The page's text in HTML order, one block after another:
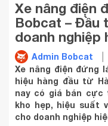
Xe nâng điện
Bobcat – Đầu
doanh nghiệp
Admin Bobcat
Xe nâng điện đứng
hiệu hàng đầu từ
nay có giá bán
kho hẹp, hiệu suất
cho doanh nghiệp